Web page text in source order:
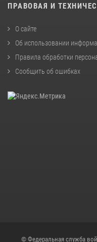
ПРАВОВАЯ И
О сайте
Об использовании
Правила обработки
Сообщить об ошибках
© Федеральная служба